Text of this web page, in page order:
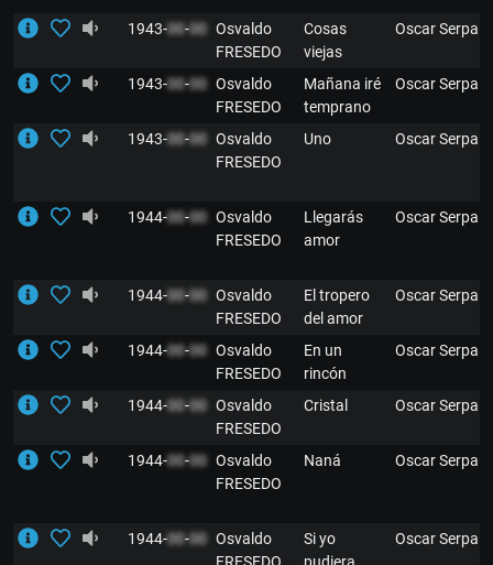
1943-00-00 Osvaldo
FRESEDO
Cosas
viejas
Oscar Serpa
1943-00-00 Osvaldo
FRESEDO
Mañana iré
temprano
Oscar Serpa
1943-00-00 Osvaldo
FRESEDO
Uno Oscar Serpa
1944-00-00 Osvaldo
FRESEDO
Llegarás
amor
Oscar Serpa
1944-00-00 Osvaldo
FRESEDO
El tropero
del amor
Oscar Serpa
1944-00-00 Osvaldo
FRESEDO
En un
rincón
Oscar Serpa
1944-00-00 Osvaldo
FRESEDO
Cristal Oscar Serpa
1944-00-00 Osvaldo
FRESEDO
Naná Oscar Serpa
1944-00-00 Osvaldo
FRESEDO
Si yo
pudiera
Oscar Serpa